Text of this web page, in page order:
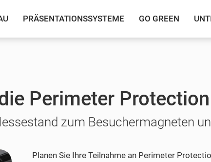
PRÄSENTATIONSSYSTEME GO GREEN
Perimeter
zum Besuchermagneten
Planen Sie Ihre Teilnahme an Perimeter